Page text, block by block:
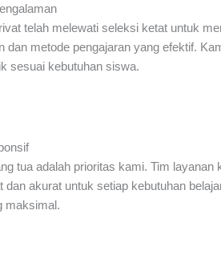
telah melewati seleksi ketat untuk
dan metode pengajaran yang efektif.
sesuai kebutuhan siswa.
tua adalah prioritas kami. Tim layanan
dan akurat untuk setiap kebutuhan
maksimal.